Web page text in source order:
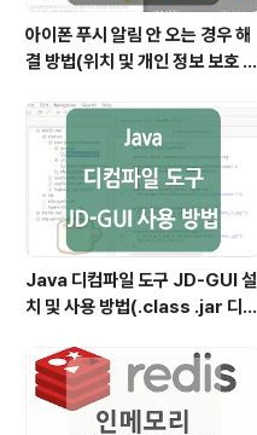
아이폰 푸시 알림 안 오는 경우 해
결 방법(위치 및 개인 정보 보호 재
Java 디컴파일 도구 JD-GUI 설
치 및 사용 방법(.class .jar 디컴